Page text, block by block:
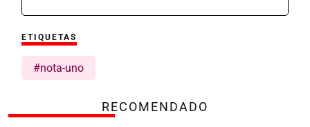
ETIQUETAS
#nota-uno
RECOMENDADO